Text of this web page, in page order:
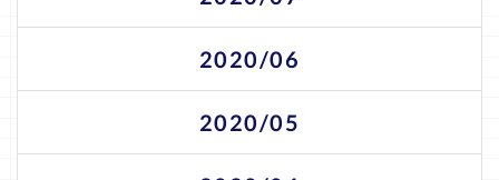
2020/06
2020/05